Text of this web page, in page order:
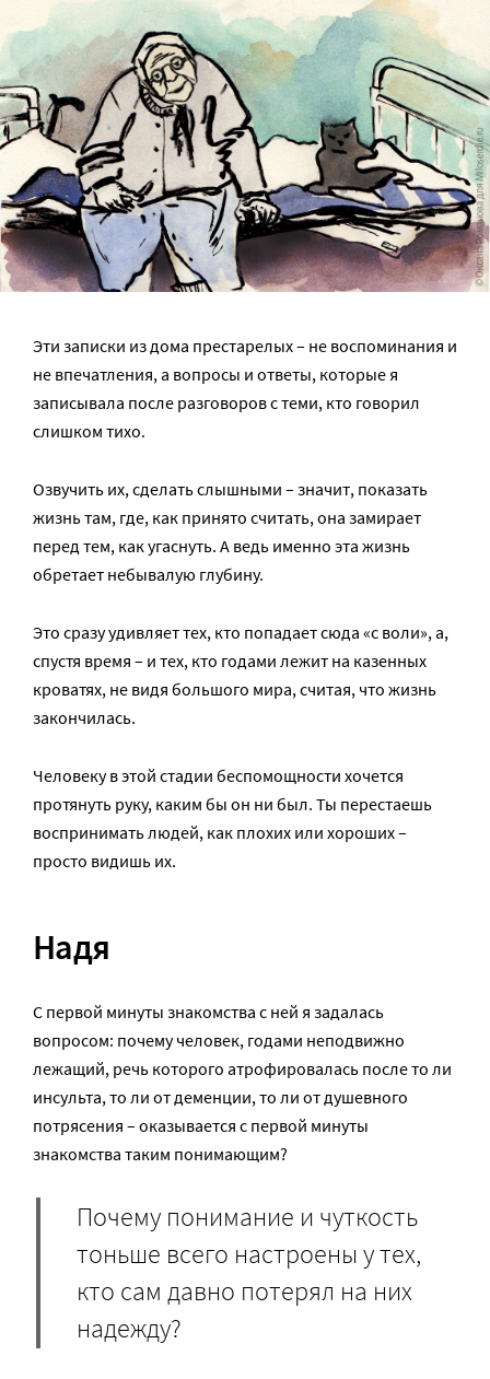
Эти записки из дома престарелых – не воспоминания и
не впечатления, а вопросы и ответы, которые я
записывала после разговоров с теми, кто говорил
слишком тихо.
Озвучить их, сделать слышными – значит, показать
жизнь там, где, как принято считать, она замирает
перед тем, как угаснуть. А ведь именно эта жизнь
обретает небывалую глубину.
Это сразу удивляет тех, кто попадает сюда «с воли», а,
спустя время – и тех, кто годами лежит на казенных
кроватях, не видя большого мира, считая, что жизнь
закончилась.
Человеку в этой стадии беспомощности хочется
протянуть руку, каким бы он ни был. Ты перестаешь
воспринимать людей, как плохих или хороших –
просто видишь их.
Надя
С первой минуты знакомства с ней я задалась
вопросом: почему человек, годами неподвижно
лежащий, речь которого атрофировалась после то ли
инсульта, то ли от деменции, то ли от душевного
потрясения – оказывается с первой минуты
знакомства таким понимающим?
Почему понимание и чуткость
тоньше всего настроены у тех,
кто сам давно потерял на них
надежду?